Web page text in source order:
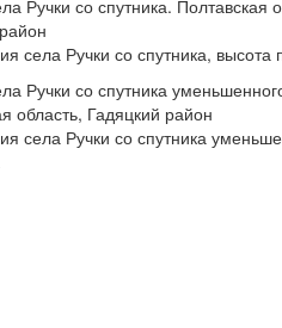
села Ручки со спутника, высота
села Ручки со спутника